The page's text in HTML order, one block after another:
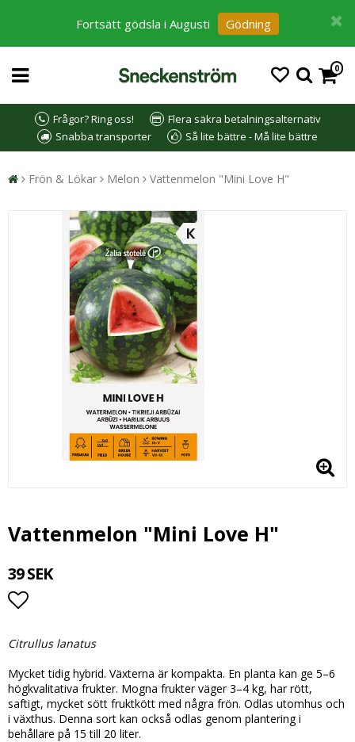
Fortsätt gödsla i Augusti Gödning
0
Frågor? Ring oss!
Flera säkra betalningsalternativ
Snabba transporter
Så lite bättre - Må lite bättre
Frön & Lökar Melon Vattenmelon "Mini Love H"
Vattenmelon "Mini Love H"
39 SEK
Citrullus lanatus
Mycket tidig hybrid. Växterna är kompakta. En planta kan ge 5–6
högkvalitativa frukter. Mogna frukter väger 3–4 kg, har rött,
saftigt, mycket sött fruktkött med några frön. Odlas utomhus och
i växthus. Denna sort kan också odlas genom plantering i
behållare på 15 till 20 liter.